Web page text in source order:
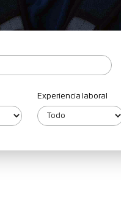
Experiencia laboral